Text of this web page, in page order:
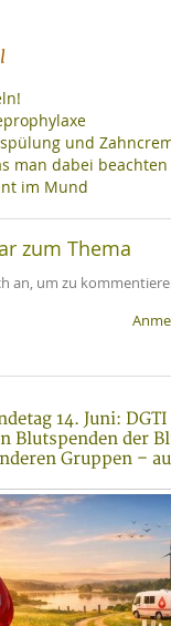
und
man dabei
im Mund
zum Thema
an, um zu
14. Juni:
Blutspenden der
Gruppen –